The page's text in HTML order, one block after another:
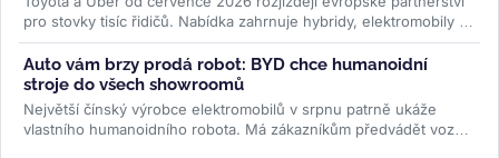
pro stovky tisíc řidičů. Nabídka zahrnuje hybridy, elektromobily i
ojetiny...>>
Auto vám brzy prodá robot: BYD chce humanoidní
stroje do všech showroomů
Největší čínský výrobce elektromobilů v srpnu patrně ukáže
vlastního humanoidního robota. Má zákazníkům předvádět vozy,